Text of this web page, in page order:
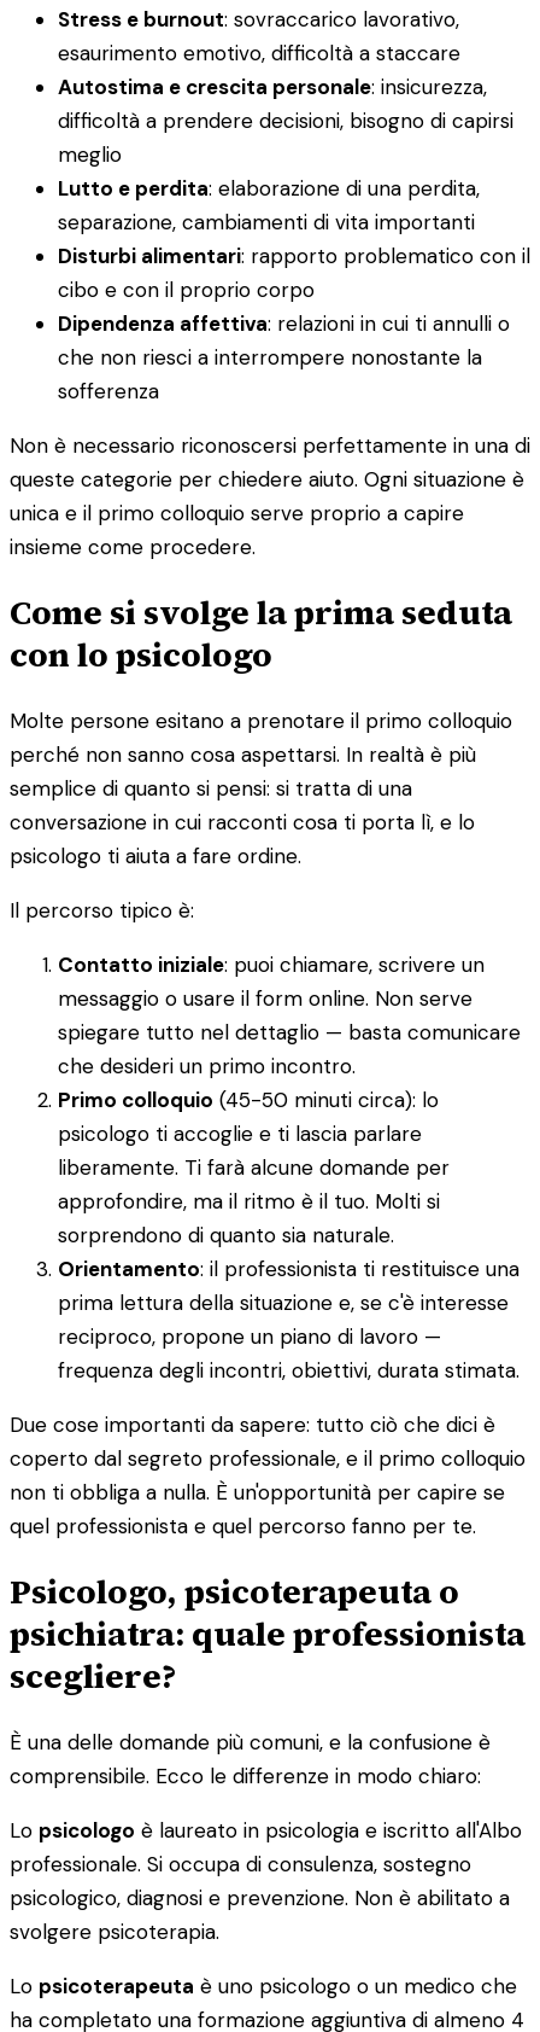
Stress e burnout: sovraccarico lavorativo,
esaurimento emotivo, difficoltà a staccare
Autostima e crescita personale: insicurezza,
difficoltà a prendere decisioni, bisogno di capirsi
meglio
Lutto e perdita: elaborazione di una perdita,
separazione, cambiamenti di vita importanti
Disturbi alimentari: rapporto problematico con il
cibo e con il proprio corpo
Dipendenza affettiva: relazioni in cui ti annulli o
che non riesci a interrompere nonostante la
sofferenza
Non è necessario riconoscersi perfettamente in una di
queste categorie per chiedere aiuto. Ogni situazione è
unica e il primo colloquio serve proprio a capire
insieme come procedere.
Come si svolge la prima seduta
con lo psicologo
Molte persone esitano a prenotare il primo colloquio
perché non sanno cosa aspettarsi. In realtà è più
semplice di quanto si pensi: si tratta di una
conversazione in cui racconti cosa ti porta lì, e lo
psicologo ti aiuta a fare ordine.
Il percorso tipico è:
Contatto iniziale: puoi chiamare, scrivere un
messaggio o usare il form online. Non serve
spiegare tutto nel dettaglio — basta comunicare
che desideri un primo incontro.
Primo colloquio (45-50 minuti circa): lo
psicologo ti accoglie e ti lascia parlare
liberamente. Ti farà alcune domande per
approfondire, ma il ritmo è il tuo. Molti si
sorprendono di quanto sia naturale.
Orientamento: il professionista ti restituisce una
prima lettura della situazione e, se c'è interesse
reciproco, propone un piano di lavoro —
frequenza degli incontri, obiettivi, durata stimata.
Due cose importanti da sapere: tutto ciò che dici è
coperto dal segreto professionale, e il primo colloquio
non ti obbliga a nulla. È un'opportunità per capire se
quel professionista e quel percorso fanno per te.
Psicologo, psicoterapeuta o
psichiatra: quale professionista
scegliere?
È una delle domande più comuni, e la confusione è
comprensibile. Ecco le differenze in modo chiaro:
Lo psicologo è laureato in psicologia e iscritto all'Albo
professionale. Si occupa di consulenza, sostegno
psicologico, diagnosi e prevenzione. Non è abilitato a
svolgere psicoterapia.
Lo psicoterapeuta è uno psicologo o un medico che
ha completato una formazione aggiuntiva di almeno 4